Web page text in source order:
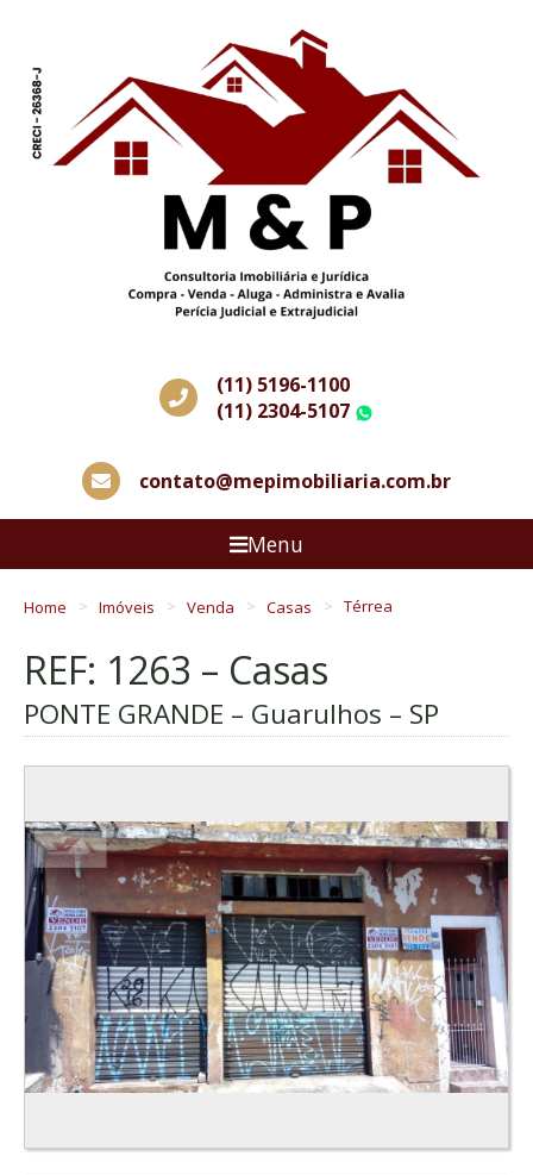
(11) 5196-1100
(11) 2304-5107
contato@mepimobiliaria.com.br
Menu
Home Imóveis Venda Casas Térrea
REF: 1263 – Casas
PONTE GRANDE – Guarulhos – SP